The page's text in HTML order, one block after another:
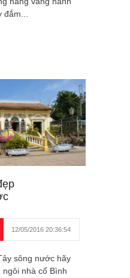
12/05/2016 20:36:54
sông nước hãy
nhà cổ Bình